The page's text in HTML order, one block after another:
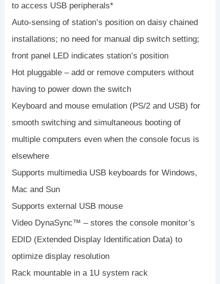
to access USB peripherals*
Auto-sensing of station’s position on daisy chained
installations; no need for manual dip switch setting;
front panel LED indicates station’s position
Hot pluggable – add or remove computers without
having to power down the switch
Keyboard and mouse emulation (PS/2 and USB) for
smooth switching and simultaneous booting of
multiple computers even when the console focus is
elsewhere
Supports multimedia USB keyboards for Windows,
Mac and Sun
Supports external USB mouse
Video DynaSync™ – stores the console monitor’s
EDID (Extended Display Identification Data) to
optimize display resolution
Rack mountable in a 1U system rack